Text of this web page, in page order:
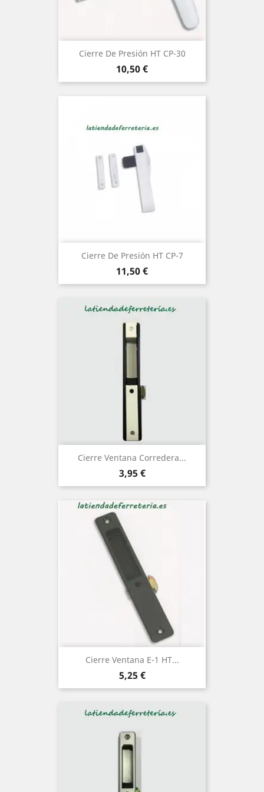
Cierre De Presión HT CP-30
Precio
10,50 €
Cierre De Presión HT CP-7
Precio
11,50 €
Cierre Ventana Corredera...
Precio
3,95 €
Cierre Ventana E-1 HT...
Precio
5,25 €